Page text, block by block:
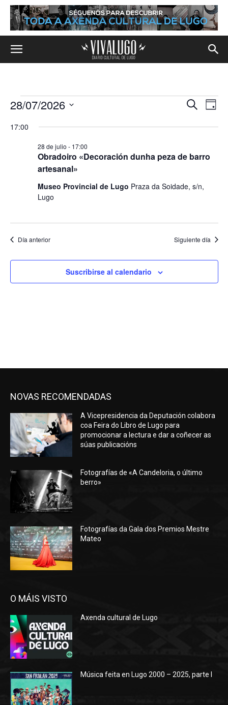
Eventos
en
julio,
de
y
vistas
BuscarDía
28/07/2026
la
17:00
Obradoiro «Decoración dunha peza de barro
artesanal»
28 de julio - 17:00
Museo Provincial de Lugo Praza da Soidade, s/n,
Lugo
Día anterior Siguiente día
Suscribirse al calendario
NOVAS RECOMENDADAS
A Vicepresidencia da Deputación colabora
coa Feira do Libro de Lugo para
promocionar a lectura e dar a coñecer as
súas publicacións
Fotografías de «A Candeloria, o último
berro»
Fotografías da Gala dos Premios Mestre
Mateo
O MÁIS VISTO
Axenda cultural de Lugo
Música feita en Lugo 2000 – 2025, parte I